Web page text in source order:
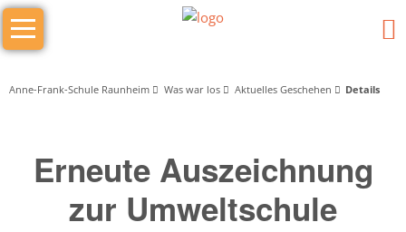
Navigation
überspringen
Das
sind
macht
was
Anne-Frank-Schule Raunheim Was war los Aktuelles Geschehen Details
Erneute Auszeichnung
zur Umweltschule